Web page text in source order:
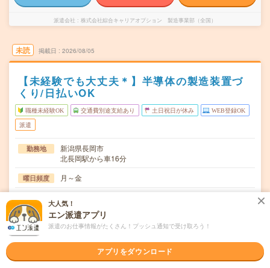
派遣会社 株式会社綜合キャリアオプション 製造事業部（全国）
未読 掲載日 2026/08/05
【未経験でも大丈夫＊】半導体の製造装置づ
くり/日払いOK
職種未経験OK 交通費別途支給あり 土日祝日が休み WEB登録OK
派遣
勤務地
新潟県長岡市
北長岡駅から車16分
曜日頻度 月～金
時間
期間 長期でお仕事できる方、大歓迎！
時給
大人気！
エン派遣アプリ
派遣のお仕事情報がたくさん！プッシュ通知で受け取ろう！
アプリをダウンロード